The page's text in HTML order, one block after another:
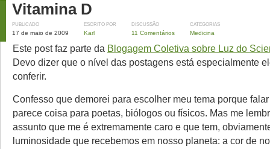
Vitamina D
PUBLICADO
17 de maio de 2009
ESCRITO POR
Karl
DISCUSSÃO
11 Comentários
CATEGORIAS
Medicina
Este post faz parte da Blogagem Coletiva sobre Luz do
Devo dizer que o nível das postagens está especialmente
conferir.
Confesso que demorei para escolher meu tema porque
parece coisa para poetas, biólogos ou físicos. Mas me
assunto que me é extremamente caro e que tem,
luminosidade que recebemos em nosso planeta: a cor de